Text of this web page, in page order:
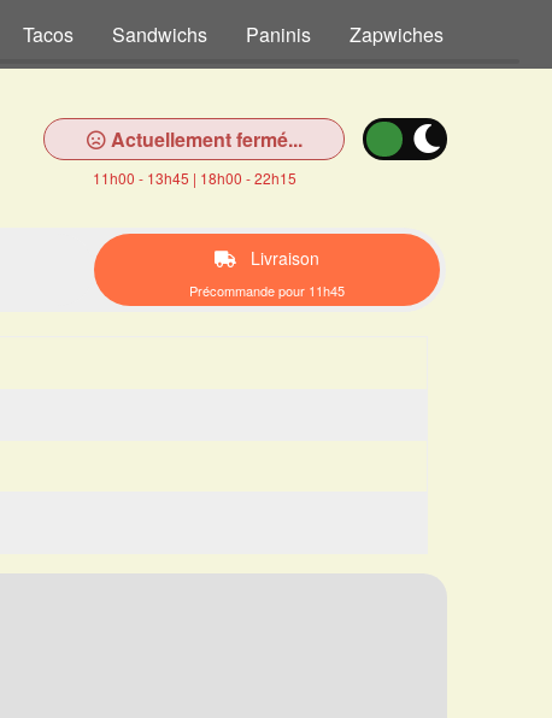
Tacos Sandwichs Paninis Zapwiches
Actuellement fermé...
11h00 - 13h45 | 18h00 - 22h15
Livraison
Précommande pour 11h45